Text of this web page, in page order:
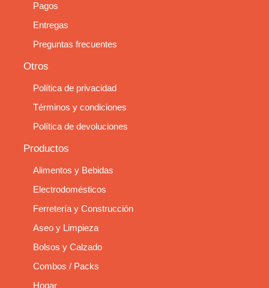
Pagos
Entregas
Preguntas frecuentes
Otros
Política de privacidad
Términos y condiciones
Política de devoluciones
Productos
Alimentos y Bebidas
Electrodomésticos
Ferretería y Construcción
Aseo y Limpieza
Bolsos y Calzado
Combos / Packs
Hogar